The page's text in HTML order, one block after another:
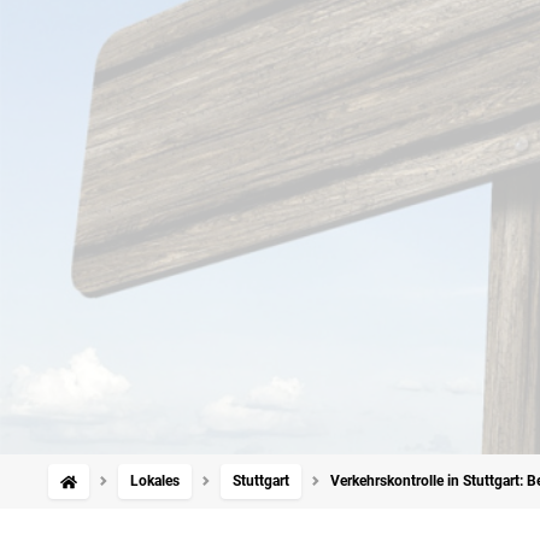
Lokales Stuttgart Verkehrskontrolle in Stuttgart: